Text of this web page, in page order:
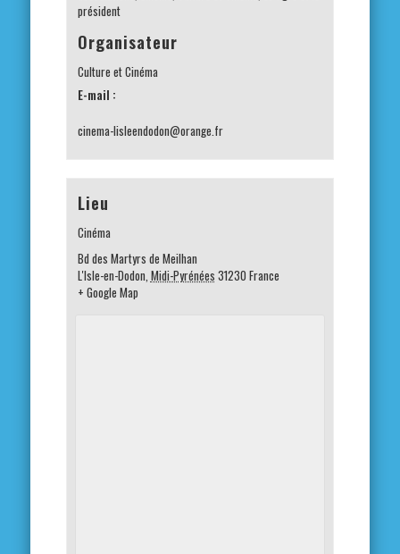
président
Organisateur
Culture et Cinéma
E-mail :
cinema-lisleendodon@orange.fr
Lieu
Cinéma
Bd des Martyrs de Meilhan
L'Isle-en-Dodon Midi-Pyrénées 31230 France
+ Google Map